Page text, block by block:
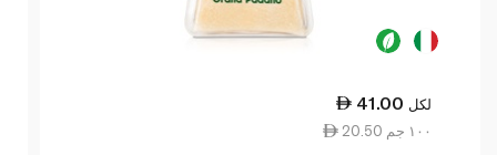
41.00 لكل
20.50 ١٠٠ جم